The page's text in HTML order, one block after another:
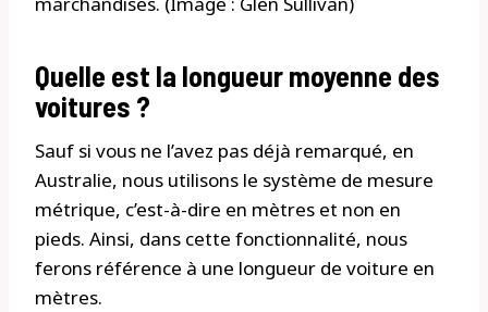
Quelle est la longueur moyenne des
voitures ?
Sauf si vous ne l’avez pas déjà remarqué, en
Australie, nous utilisons le système de mesure
métrique, c’est-à-dire en mètres et non en
pieds. Ainsi, dans cette fonctionnalité, nous
ferons référence à une longueur de voiture en
mètres.